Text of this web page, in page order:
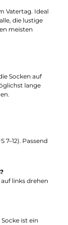
Vatertag. Ideal
die lustige
meisten
Socken auf
lange
7–12). Passend
links drehen
ist ein